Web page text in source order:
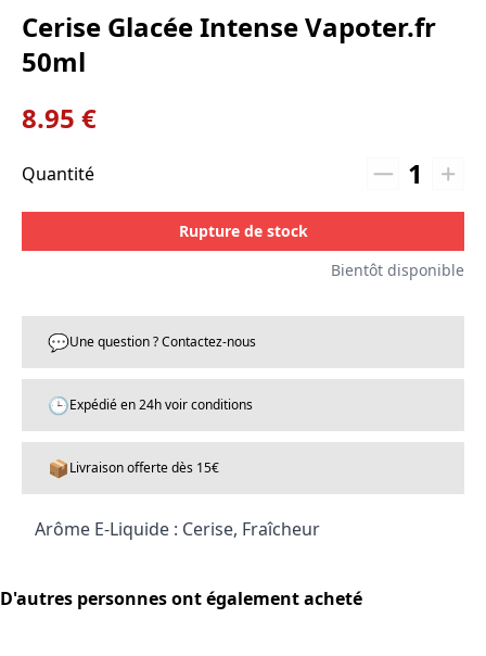
Cerise Glacée Intense Vapoter.fr
50ml
8.95 €
Quantité 1
Rupture de stock
Bientôt disponible
💬Une question ? Contactez-nous
🕒Expédié en 24h voir conditions
📦Livraison offerte dès 15€
Arôme E-Liquide : Cerise, Fraîcheur
D'autres personnes ont également acheté